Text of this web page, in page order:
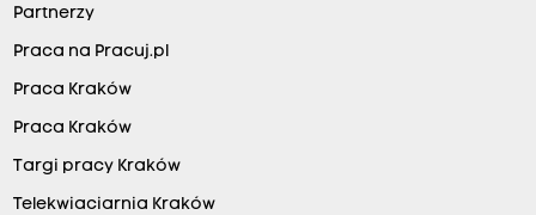
Partnerzy
Praca na Pracuj.pl
Praca Kraków
Praca Kraków
Targi pracy Kraków
Telekwiaciarnia Kraków